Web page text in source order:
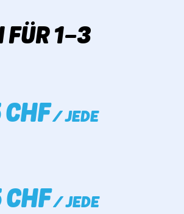
FÜR 1-3
/ JEDE
/ JEDE